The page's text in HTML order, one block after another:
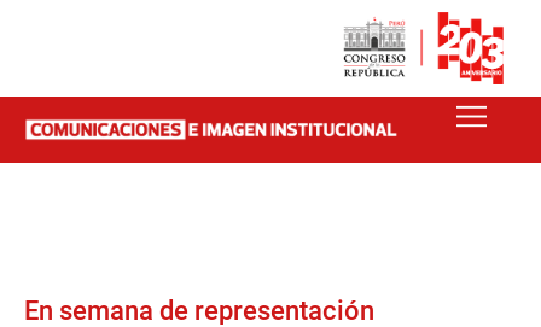
En semana de representación